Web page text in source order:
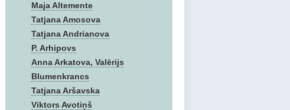
Maja Altemente
Tatjana Amosova
Tatjana Andrianova
P. Arhipovs
Anna Arkatova, Valērijs
Blumenkrancs
Tatjana Aršavska
Viktors Avotiņš